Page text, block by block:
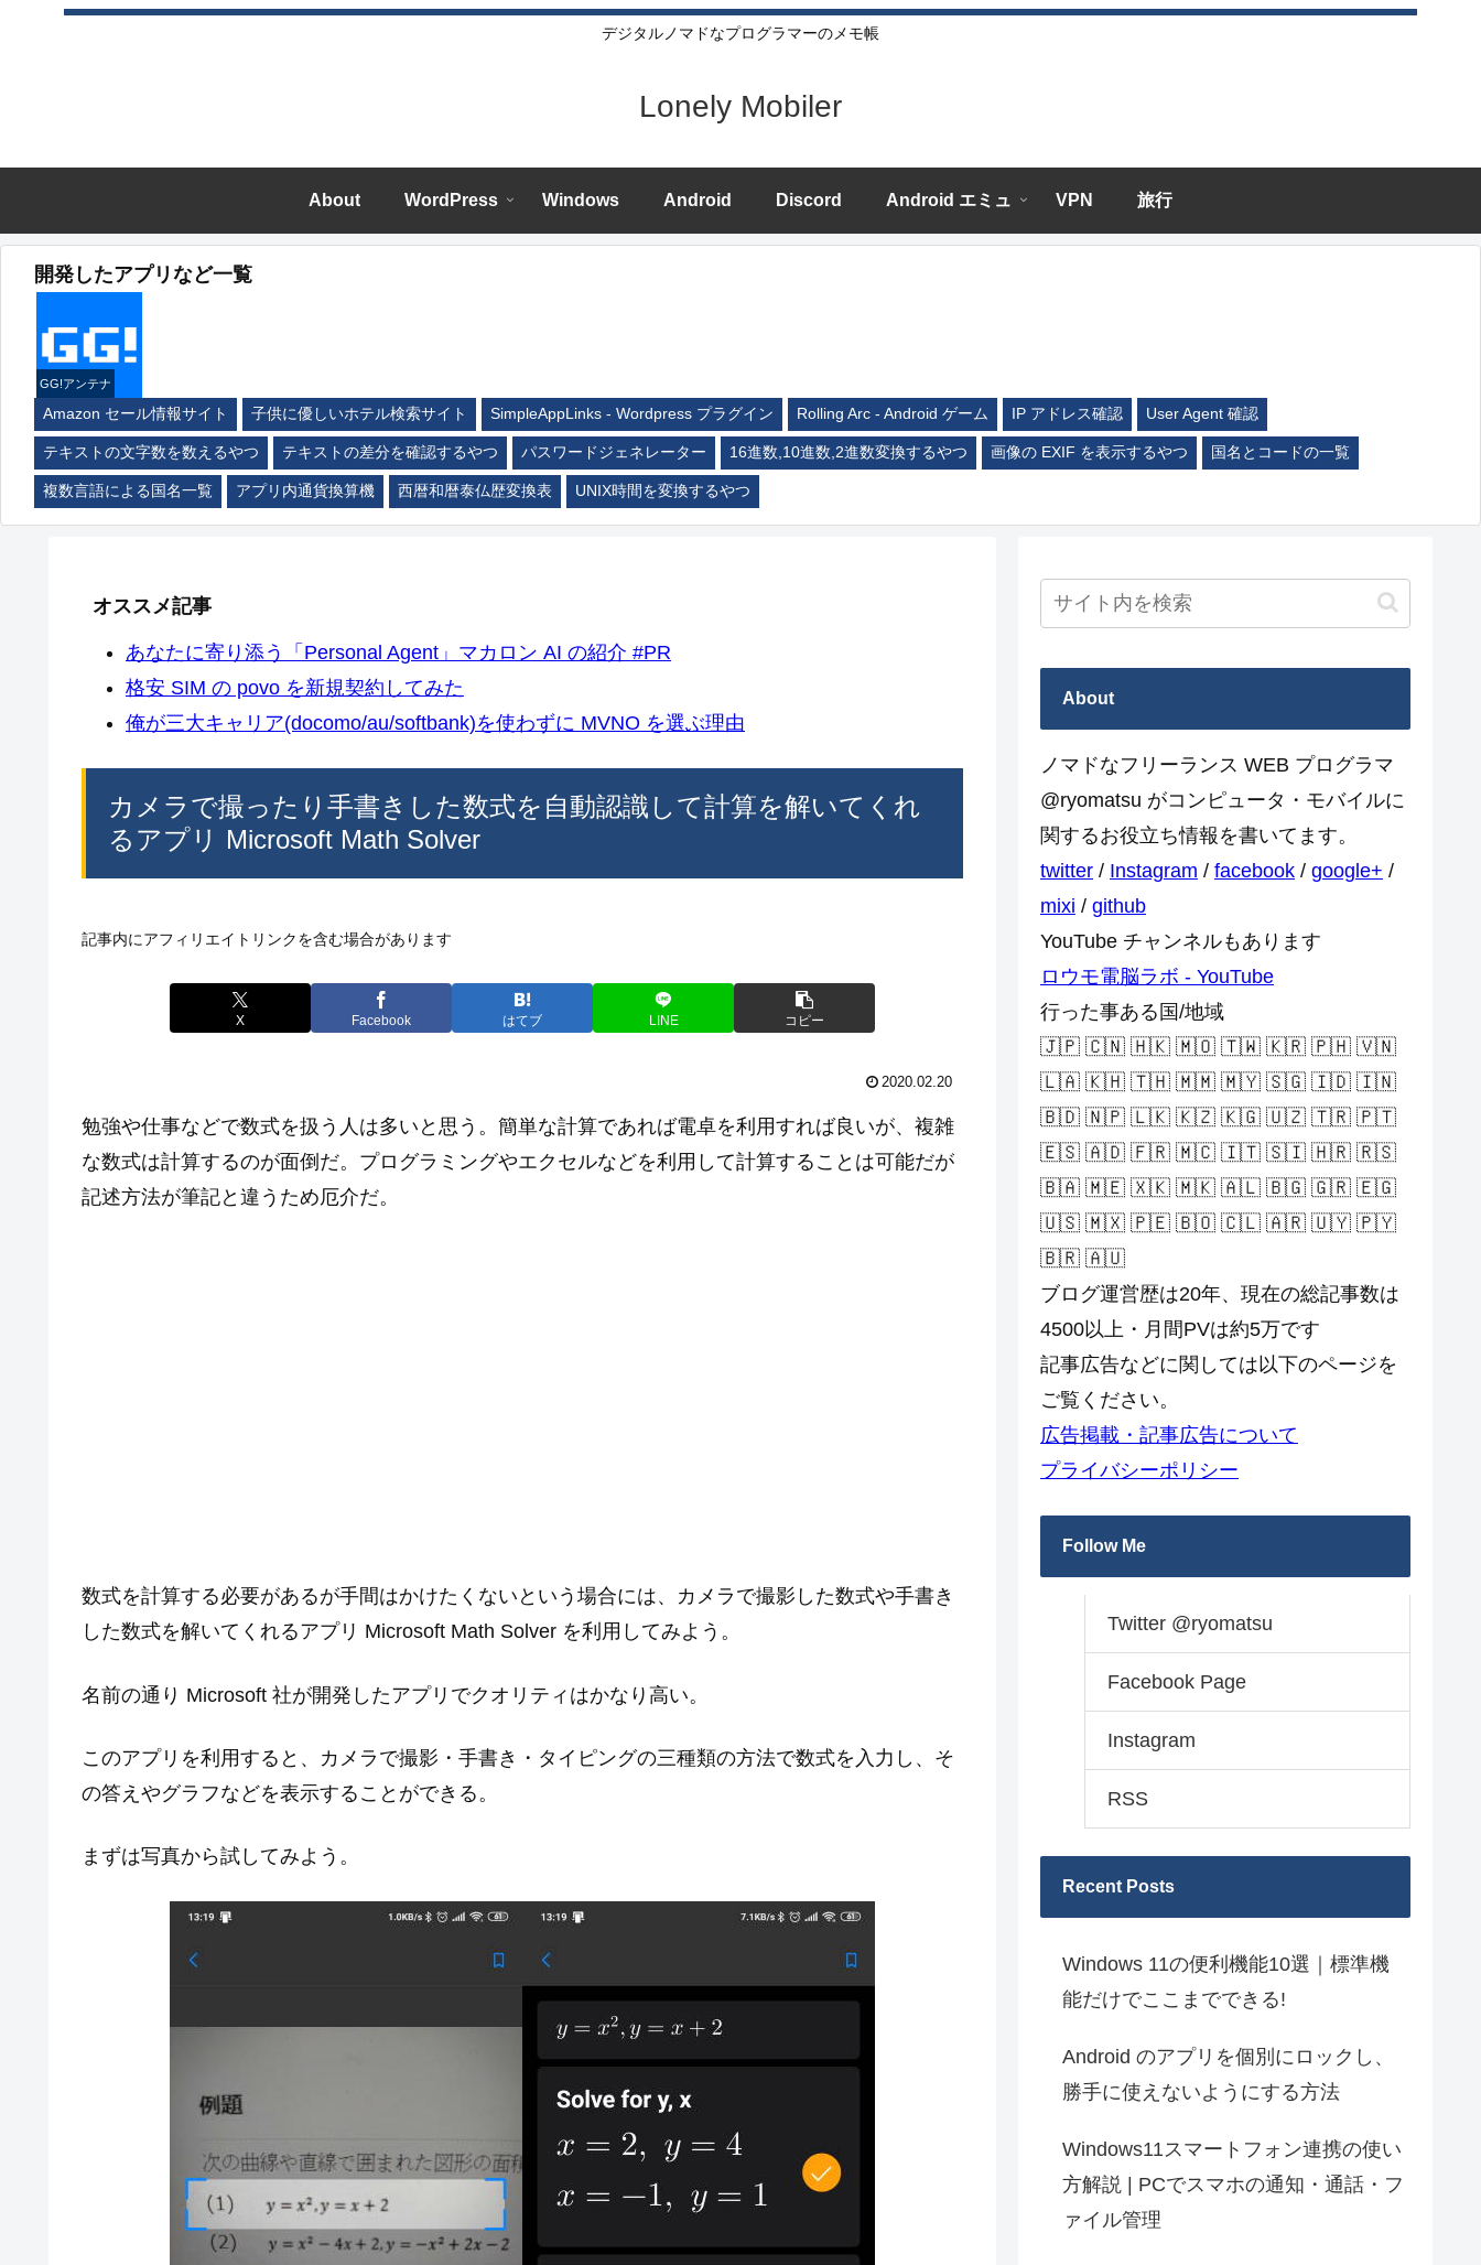
デジタルノマドなプログラマーのメモ帳
Lonely Mobiler
About WordPress Windows Android Discord Android エミュ VPN 旅行
開発したアプリなど一覧
GG!アンテナ
Amazon セール情報サイト 子供に優しいホテル検索サイト SimpleAppLinks - Wordpress プラグイン Rolling Arc - Android ゲーム IP アドレス確認 User Agent 確認
テキストの文字数を数えるやつ テキストの差分を確認するやつ パスワードジェネレーター 16進数,10進数,2進数変換するやつ 画像の EXIF を表示するやつ 国名とコードの一覧
複数言語による国名一覧 アプリ内通貨換算機 西暦和暦泰仏歴変換表 UNIX時間を変換するやつ
オススメ記事
あなたに寄り添う「Personal Agent」マカロン AI の紹介 #PR
格安 SIM の povo を新規契約してみた
俺が三大キャリア(docomo/au/softbank)を使わずに MVNO を選ぶ理由
カメラで撮ったり手書きした数式を自動認識して計算を解いてくれ
るアプリ Microsoft Math Solver
記事内にアフィリエイトリンクを含む場合があります
X Facebook はてブ LINE コピー
2020.02.20
勉強や仕事などで数式を扱う人は多いと思う。簡単な計算であれば電卓を利用すれば良いが、複雑
な数式は計算するのが面倒だ。プログラミングやエクセルなどを利用して計算することは可能だが
記述方法が筆記と違うため厄介だ。
数式を計算する必要があるが手間はかけたくないという場合には、カメラで撮影した数式や手書き
した数式を解いてくれるアプリ Microsoft Math Solver を利用してみよう。
名前の通り Microsoft 社が開発したアプリでクオリティはかなり高い。
このアプリを利用すると、カメラで撮影・手書き・タイピングの三種類の方法で数式を入力し、そ
の答えやグラフなどを表示することができる。
まずは写真から試してみよう。
About
ノマドなフリーランス WEB プログラマ
@ryomatsu がコンピュータ・モバイルに
関するお役立ち情報を書いてます。
twitter / Instagram / facebook / google+ /
mixi / github
YouTube チャンネルもあります
ロウモ電脳ラボ - YouTube
行った事ある国/地域
🇯🇵 🇨🇳 🇭🇰 🇲🇴 🇹🇼 🇰🇷 🇵🇭 🇻🇳
🇱🇦 🇰🇭 🇹🇭 🇲🇲 🇲🇾 🇸🇬 🇮🇩 🇮🇳
🇧🇩 🇳🇵 🇱🇰 🇰🇿 🇰🇬 🇺🇿 🇹🇷 🇵🇹
🇪🇸 🇦🇩 🇫🇷 🇲🇨 🇮🇹 🇸🇮 🇭🇷 🇷🇸
🇧🇦 🇲🇪 🇽🇰 🇲🇰 🇦🇱 🇧🇬 🇬🇷 🇪🇬
🇺🇸 🇲🇽 🇵🇪 🇧🇴 🇨🇱 🇦🇷 🇺🇾 🇵🇾
🇧🇷 🇦🇺
ブログ運営歴は20年、現在の総記事数は
4500以上・月間PVは約5万です
記事広告などに関しては以下のページを
ご覧ください。
広告掲載・記事広告について
プライバシーポリシー
Follow Me
Twitter @ryomatsu
Facebook Page
Instagram
RSS
Recent Posts
Windows 11の便利機能10選｜標準機
能だけでここまでできる!
Android のアプリを個別にロックし、
勝手に使えないようにする方法
Windows11スマートフォン連携の使い
方解説 | PCでスマホの通知・通話・フ
ァイル管理